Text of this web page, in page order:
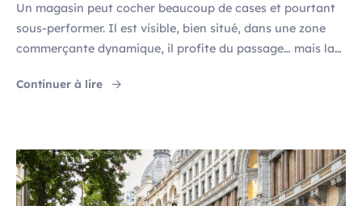
Un magasin peut cocher beaucoup de cases et pourtant
sous-performer. Il est visible, bien situé, dans une zone
commerçante dynamique, il profite du passage… mais la
la hauteur du potentiel. Ou bien le panier moyen stagne.
Continuer à lire "Étude d’optimisation réseau : à quoi sert-